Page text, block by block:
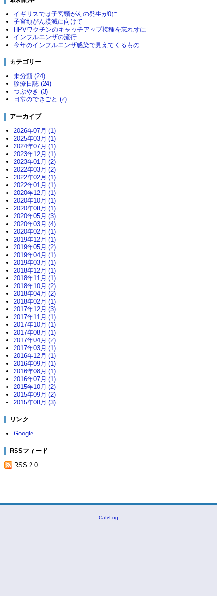
イギリスでは子宮頸がんの発生が0に
子宮頸がん撲滅に向けて
HPVワクチンのキャッチアップ接種を忘れずに
インフルエンザの流行
今年のインフルエンザ感染で見えてくるもの
カテゴリー
未分類 (24)
診療日誌 (24)
つぶやき (3)
日常のできごと (2)
アーカイブ
2026年07月 (1)
2025年03月 (1)
2024年07月 (1)
2023年12月 (1)
2023年01月 (2)
2022年03月 (2)
2022年02月 (1)
2022年01月 (1)
2020年12月 (1)
2020年10月 (1)
2020年08月 (1)
2020年05月 (3)
2020年03月 (4)
2020年02月 (1)
2019年12月 (1)
2019年05月 (2)
2019年04月 (1)
2019年03月 (1)
2018年12月 (1)
2018年11月 (1)
2018年10月 (2)
2018年04月 (2)
2018年02月 (1)
2017年12月 (3)
2017年11月 (1)
2017年10月 (1)
2017年08月 (1)
2017年04月 (2)
2017年03月 (1)
2016年12月 (1)
2016年09月 (1)
2016年08月 (1)
2016年07月 (1)
2015年10月 (2)
2015年09月 (2)
2015年08月 (3)
リンク
Google
RSSフィード
RSS 2.0
- CafeLog -